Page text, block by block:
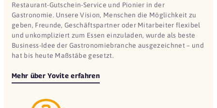
Restaurant-Gutschein-Service und Pionier in der
Gastronomie. Unsere Vision, Menschen die Möglichkeit zu
geben, Freunde, Geschäftspartner oder Mitarbeiter flexibel
und unkompliziert zum Essen einzuladen, wurde als beste
Business-Idee der Gastronomiebranche ausgezeichnet – und
hat bis heute Maßstäbe gesetzt.
Mehr über Yovite erfahren